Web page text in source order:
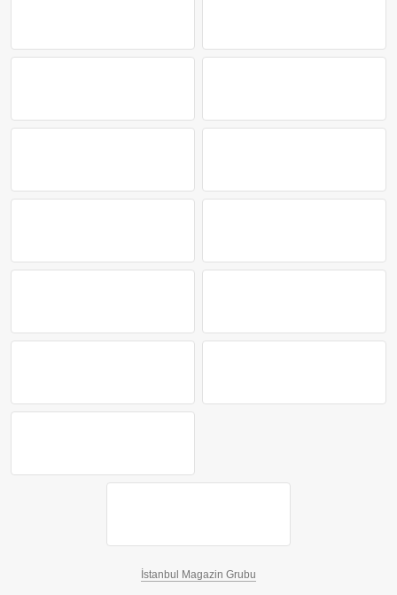
İstanbul Magazin Grubu